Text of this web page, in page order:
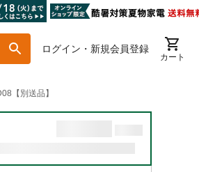
ログイン・新規会員登録
カート
【別送品】